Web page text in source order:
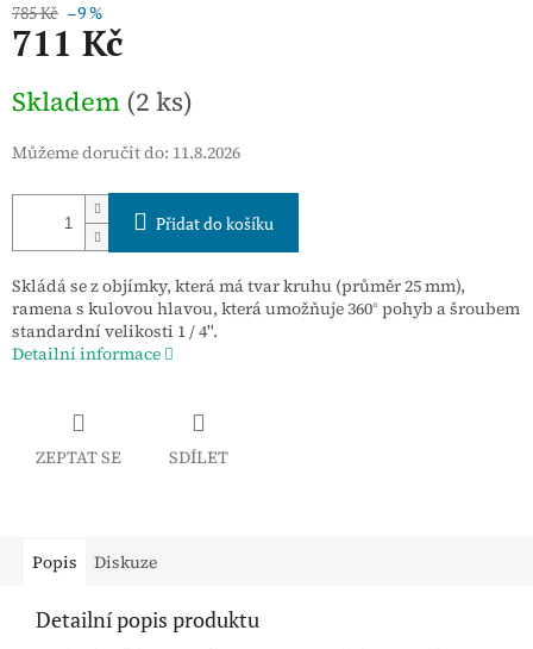
785 Kč –9 %
711 Kč
cena:
Skladem (2 ks)
Můžeme doručit do: 11.8.2026
Přidat do košíku
Skládá se z objímky, která má tvar kruhu (průměr 25 mm),
ramena s kulovou hlavou, která umožňuje 360° pohyb a šroubem
standardní velikosti 1 / 4''.
Detailní informace
ZEPTAT SE SDÍLET
Popis Diskuze
Detailní popis produktu